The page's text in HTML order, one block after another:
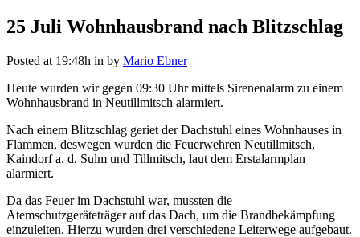
25 Juli Wohnhausbrand nach Blitzschlag
Posted at 19:48h in by Mario Ebner
Heute wurden wir gegen 09:30 Uhr mittels Sirenenalarm zu einem
Wohnhausbrand in Neutillmitsch alarmiert.
Nach einem Blitzschlag geriet der Dachstuhl eines Wohnhauses in
Flammen, deswegen wurden die Feuerwehren Neutillmitsch,
Kaindorf a. d. Sulm und Tillmitsch, laut dem Erstalarmplan
alarmiert.
Da das Feuer im Dachstuhl war, mussten die
Atemschutzgeräteträger auf das Dach, um die Brandbekämpfung
einzuleiten. Hierzu wurden drei verschiedene Leiterwege aufgebaut.